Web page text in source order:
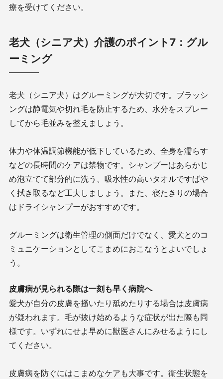
療を受けてください。
老犬（シニア犬）介護のポイント7：グル
ーミング
老犬（シニア犬）はグルーミングが大切です。ブラッシ
ングは静電気や切れ毛を防止するため、水分をスプレー
してから毛並みを整えましょう。
体力や体温調節機能が低下しているため、全身を濡らす
などの長時間のケアは禁物です。シャンプーはあらかじ
め泡立てて部分的に洗う、吸水性の高いタオルですばや
く拭き取るなど工夫しましょう。また、寝たきりの場合
はドライシャンプーがおすすめです。
グルーミングは衛生管理の側面だけでなく、愛犬とのコ
ミュニケーションとしてこまめにおこなうとよいでしょ
う。
皮膚病が見られる際は一刻も早く病院へ
愛犬が自分の皮膚を掻いたり舐めたりする場合は皮膚病
が疑われます。毛が抜け始めるような症状が出た際も同
様です。いずれにせよ早めに獣医さんにみせるようにし
てください。
皮膚病を防ぐにはこまめなケアも大事です。衛生状態を